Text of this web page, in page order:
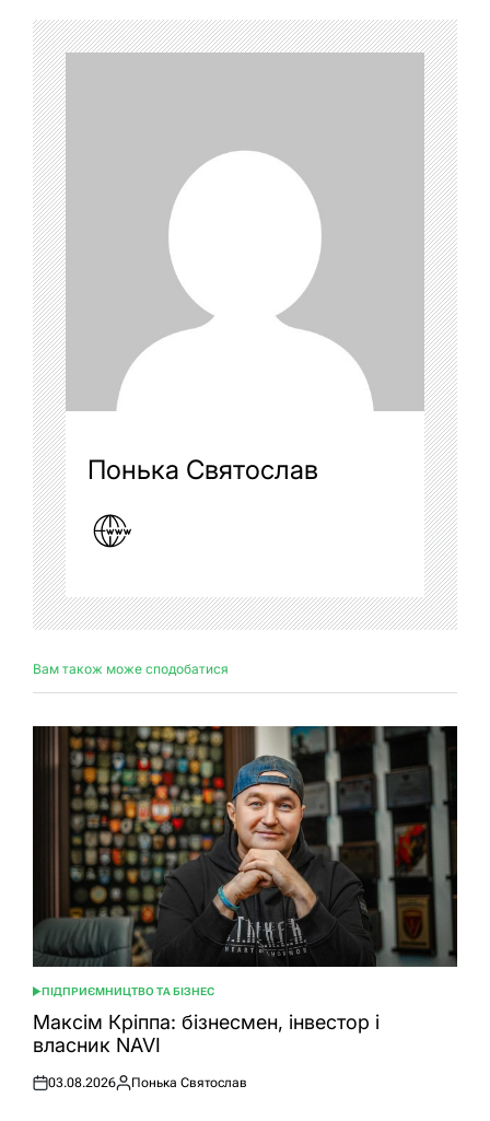
Понька Святослав
Вам також може сподобатися
ОПУБЛІКУВАТИ
У
ПІДПРИЄМНИЦТВО ТА БІЗНЕС
Максім Кріппа: бізнесмен, інвестор і
власник NAVI
Оприлюднено
03.08.2026
Опубліковано
Понька Святослав